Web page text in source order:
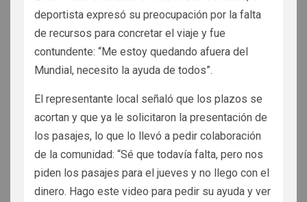
deportista expresó su preocupación por la falta
de recursos para concretar el viaje y fue
contundente: “Me estoy quedando afuera del
Mundial, necesito la ayuda de todos”.
El representante local señaló que los plazos se
acortan y que ya le solicitaron la presentación de
los pasajes, lo que lo llevó a pedir colaboración
de la comunidad: “Sé que todavía falta, pero nos
piden los pasajes para el jueves y no llego con el
dinero. Hago este video para pedir su ayuda y ver